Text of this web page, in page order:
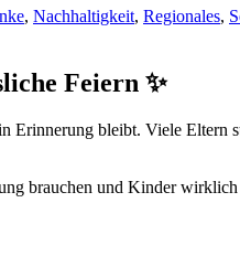
, Nachhaltigkeit, Regionales,
Feiern ✨
Erinnerung bleibt. Viele Eltern
brauchen und Kinder